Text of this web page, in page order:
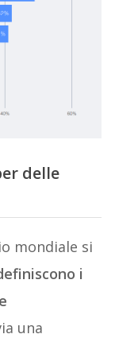
delle
mondiale si
i
una